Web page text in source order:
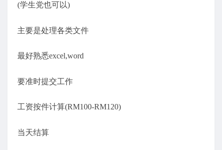
(学生党也可以)
主要是处理各类文件
最好熟悉excel,word
要准时提交工作
工资按件计算(RM100-RM120)
当天结算